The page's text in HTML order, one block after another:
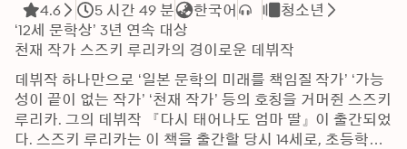
4.6 5 시간 49 분 한국어
청소년
‘12세 문학상’ 3년 연속 대상
천재 작가 스즈키 루리카의 경이로운 데뷔작
데뷔작 하나만으로 ‘일본 문학의 미래를 책임질 작가’ ‘가능
성이 끝이 없는 작가’ ‘천재 작가’ 등의 호칭을 거머쥔 스즈키
루리카. 그의 데뷔작 『다시 태어나도 엄마 딸』이 출간되었
다. 스즈키 루리카는 이 책을 출간할 당시 14세로, 초등학교